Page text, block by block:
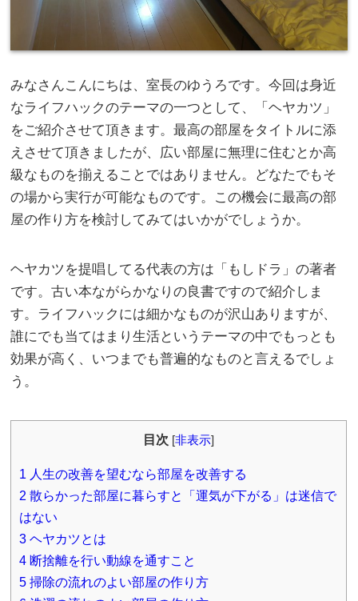
みなさんこんにちは、室長のゆうろです。今回は身近
なライフハックのテーマの一つとして、「ヘヤカツ」
をご紹介させて頂きます。最高の部屋をタイトルに添
えさせて頂きましたが、広い部屋に無理に住むとか高
級なものを揃えることではありません。どなたでもそ
の場から実行が可能なものです。この機会に最高の部
屋の作り方を検討してみてはいかがでしょうか。
ヘヤカツを提唱してる代表の方は「もしドラ」の著者
です。古い本ながらかなりの良書ですので紹介しま
す。ライフハックには細かなものが沢山ありますが、
誰にでも当てはまり生活というテーマの中でもっとも
効果が高く、いつまでも普遍的なものと言えるでしょ
う。
目次 [非表示]
1 人生の改善を望むなら部屋を改善する
2 散らかった部屋に暮らすと「運気が下がる」は迷信で
はない
3 ヘヤカツとは
4 断捨離を行い動線を通すこと
5 掃除の流れのよい部屋の作り方